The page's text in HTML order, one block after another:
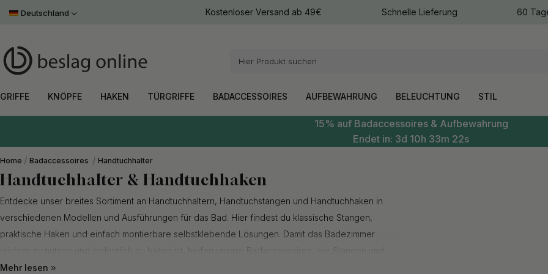
Deutschland Kostenloser Versand ab 49€ Schnelle Lieferung 60
GRIFFE
Schrauben & Zubehör
Antik
Weitere Farben
KNÖPFE HAKEN TÜRGRIFFE BADACCESSOIRES
Handtuchhalter
AUFBEWAHRUNG
Möbelbeine
BELEUCHTUNG STIL
15% auf Badaccessoires & Aufbewahrung
Endet in:3d 10h 33m 21s
Home Badaccessoires Handtuchhalter
Handtuchhalter & Handtuchhaken
Entdecke unser breites Sortiment an Handtuchhaltern, Handtuchstangen und Handtuchhaken in
verschiedenen Modellen und Ausführungen für das Bad. Hier findest du klassische Stangen,
praktische Haken und einfach montierbare selbstklebende Lösungen. Damit das Badezimmer
leichter zu nutzen und ordentlich zu halten ist, helfen unsere Badaccessoires
, wie Stangen und
Haken, eine besser organisierte Einrichtung zu schaffen. Mit einem Handtuchhalter im Bad kannst
Mehr lesen